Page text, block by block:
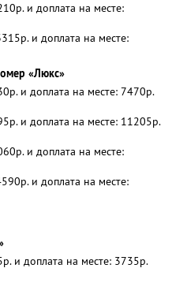
и доплата на месте:
и доплата на месте:
«Люкс»
и доплата на месте: 7470р.
и доплата на месте: 11205р.
и доплата на месте:
и доплата на месте:
и доплата на месте: 3735р.